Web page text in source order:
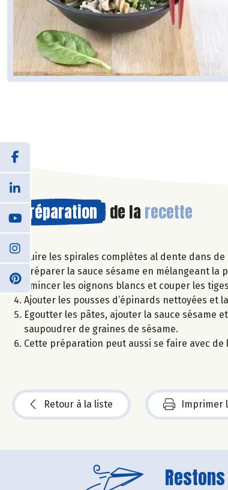
Préparation de la recette
Cuire les spirales complètes al dente dans de
Préparer la sauce sésame en mélangeant la
Emincer les oignons blancs et couper les
Ajouter les pousses d’épinards nettoyées et
Egoutter les pâtes, ajouter la sauce sésame
saupoudrer de graines de sésame.
Cette préparation peut aussi se faire avec
Retour à la liste Imprimer